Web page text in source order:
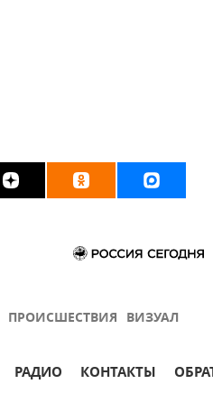
ПРОИСШЕСТВИЯ ВИЗУАЛ
РАДИО КОНТАКТЫ